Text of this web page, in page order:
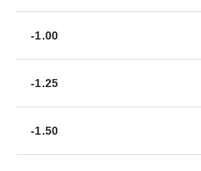
-1.00
-1.25
-1.50